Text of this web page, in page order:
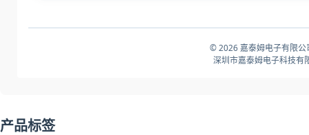
© 2026 嘉泰姆电子有限公
深圳市嘉泰姆电子科技
产品标签